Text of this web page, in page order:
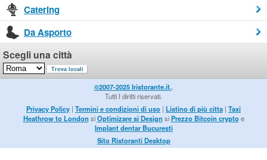
Catering
Da Asporto
Scegli una città
©2007-2025 Iristorante.it..
Tutti I diritti riservati.
Privacy Policy | Termini e condizioni di uso | Listino di più citta | Taxi
Heathrow to London siOptimizare si Design siPrezzo Bitcoin cryptoe
Implant dentar Bucuresti
Sito Ristoranti Desktop